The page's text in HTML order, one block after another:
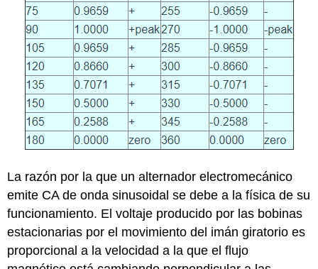
La razón por la que un alternador electromecánico
emite CA de onda sinusoidal se debe a la física de su
funcionamiento. El voltaje producido por las bobinas
estacionarias por el movimiento del imán giratorio es
proporcional a la velocidad a la que el flujo